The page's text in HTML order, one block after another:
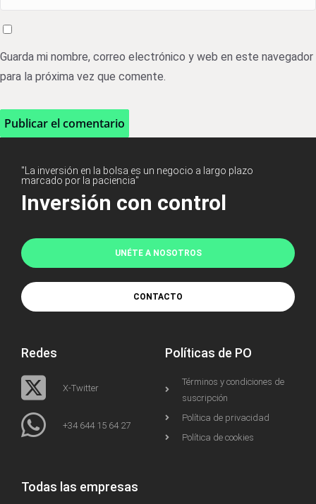
Guarda mi nombre, correo electrónico y web en este navegador
para la próxima vez que comente.
"La inversión en la bolsa es un negocio a largo plazo
marcado por la paciencia"
Inversión con control
UNÉTE A NOSOTROS
CONTACTO
Redes
X-Twitter
+34 644 15 64 27
Políticas de PO
Términos y condiciones de
suscripción
Política de privacidad
Política de cookies
Todas las empresas